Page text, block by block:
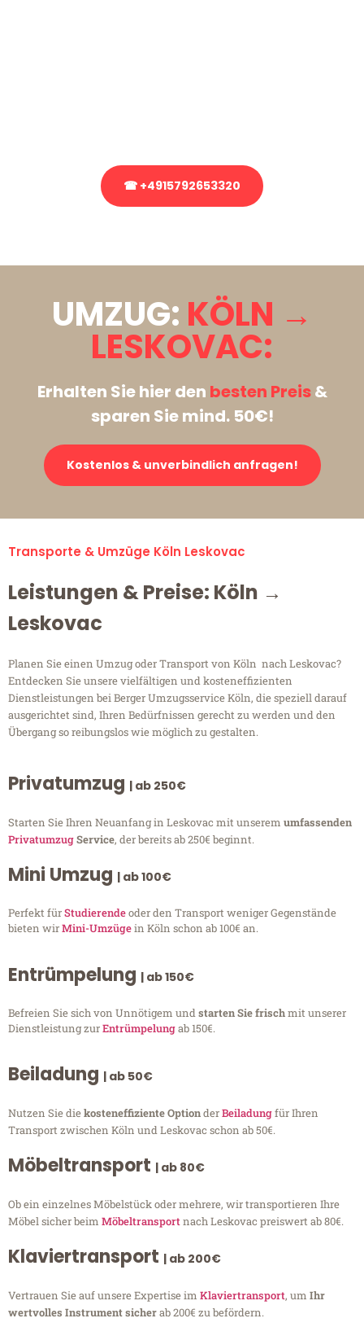
☎ +4915792653320
UMZUG: KÖLN →
LESKOVAC:
Erhalten Sie hier den besten Preis&
sparen Sie mind. 50€!
Kostenlos & unverbindlich anfragen!
Transporte & Umzüge Köln Leskovac
Leistungen & Preise: Köln →
Leskovac
Planen Sie einen Umzug oder Transport von Köln nach Leskovac?
Entdecken Sie unsere vielfältigen und kosteneffizienten
Dienstleistungen bei Berger Umzugsservice Köln, die speziell darauf
ausgerichtet sind, Ihren Bedürfnissen gerecht zu werden und den
Übergang so reibungslos wie möglich zu gestalten.
Privatumzug | ab 250€
Starten Sie Ihren Neuanfang in Leskovac mit unserem umfassenden
PrivatumzugService, der bereits ab 250€ beginnt.
Mini Umzug | ab 100€
Perfekt fürStudierendeoder den Transport weniger Gegenstände
bieten wirMini-Umzügein Köln schon ab 100€ an.
Entrümpelung | ab 150€
Befreien Sie sich von Unnötigem undstarten Sie frischmit unserer
Dienstleistung zurEntrümpelungab 150€.
Beiladung | ab 50€
Nutzen Sie diekosteneffiziente OptionderBeiladungfür Ihren
Transport zwischen Köln und Leskovac schon ab 50€.
Möbeltransport | ab 80€
Ob ein einzelnes Möbelstück oder mehrere, wir transportieren Ihre
Möbel sicher beim Möbeltransportnach Leskovac preiswert ab 80€.
Klaviertransport | ab 200€
Vertrauen Sie auf unsere Expertise im Klaviertransport, um Ihr
wertvolles Instrument sicherab 200€ zu befördern.